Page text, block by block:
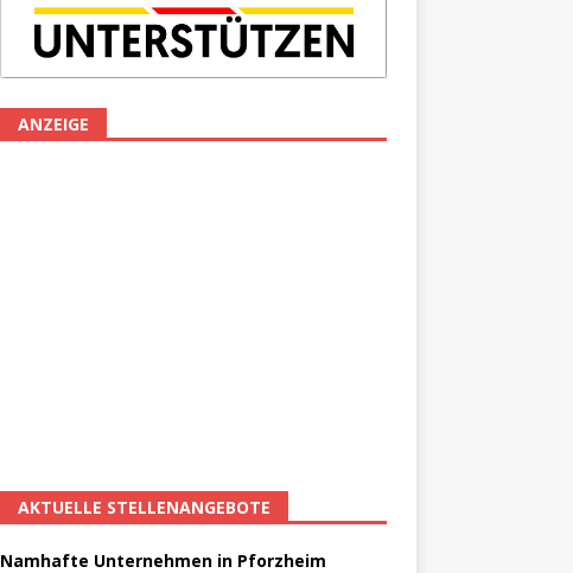
ANZEIGE
AKTUELLE STELLENANGEBOTE
Namhafte Unternehmen in Pforzheim